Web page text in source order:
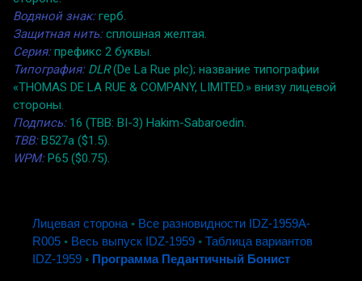
Водяной знак:герб.
Защитная нить:сплошная желтая.
Серия:префикс 2 буквы.
Типография: DLR(De La Rue plc); название типографии
«THOMAS DE LA RUE & COMPANY, LIMITED.» внизу лицевой
стороны.
Подпись:16 (TBB: BI-3) Hakim-Sabaroedin.
TBB:B527a ($1.5).
WPM:P65 ($0.75).
Лицевая сторона◦ Все разновидности IDZ-1959A-
R005 ◦ Весь выпуск IDZ-1959 ◦ Таблица вариантов
IDZ-1959 ◦ Программа Педантичный Бонист